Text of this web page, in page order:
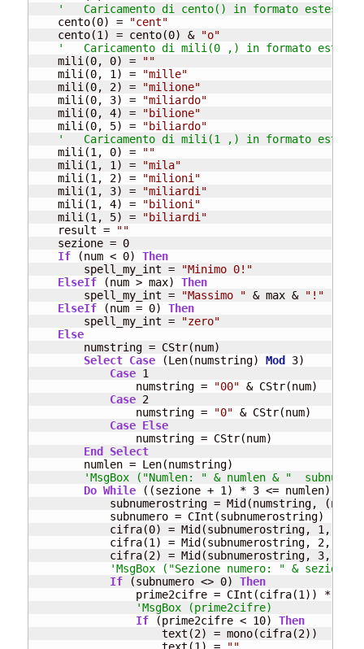
'   Caricamento di cento() in formato esteso
    cento(0) =
"cent"
    cento(1) = cento(0) &
"o"
'   Caricamento di mili(0 ,) in formato esteso
    mili(0, 0) =
""
    mili(0, 1) =
"mille"
    mili(0, 2) =
"milione"
    mili(0, 3) =
"miliardo"
    mili(0, 4) =
"bilione"
    mili(0, 5) =
"biliardo"
'   Caricamento di mili(1 ,) in formato esteso
    mili(1, 0) =
""
    mili(1, 1) =
"mila"
    mili(1, 2) =
"milioni"
    mili(1, 3) =
"miliardi"
    mili(1, 4) =
"bilioni"
    mili(1, 5) =
"biliardi"
    result =
""
    sezione = 0
If (num < 0) Then
        spell_my_int =
"Minimo 0!"
ElseIf (num > max) Then
        spell_my_int =
"Massimo " & max & "!"
ElseIf (num = 0) Then
        spell_my_int =
"zero"
Else
        numstring = CStr(num)
Select Case (Len(numstring) Mod
3)
Case 1
                numstring =
"00" & CStr(num)
Case 2
                numstring =
"0" & CStr(num)
Case Else
                numstring = CStr(num)
End
Select
        numlen = Len(numstring)
'MsgBox ("Numlen: " & numlen & "
Do While ((sezione + 1) * 3 <= numlen)
subnumerostring = Mid(numstring,
            subnumero = CInt(subnumerostring)
            cifra(0) = Mid(subnumerostring, 1, 1)
            cifra(1) = Mid(subnumerostring, 2, 1)
            cifra(2) = Mid(subnumerostring, 3, 1)
'MsgBox ("Sezione numero: " &
If (subnumero <> 0) Then
prime2cifre = CInt(cifra(1)) * 10
'MsgBox (prime2cifre)
If (prime2cifre < 10) Then
                    text(2) = mono(cifra(2))
                    text(1) =
""